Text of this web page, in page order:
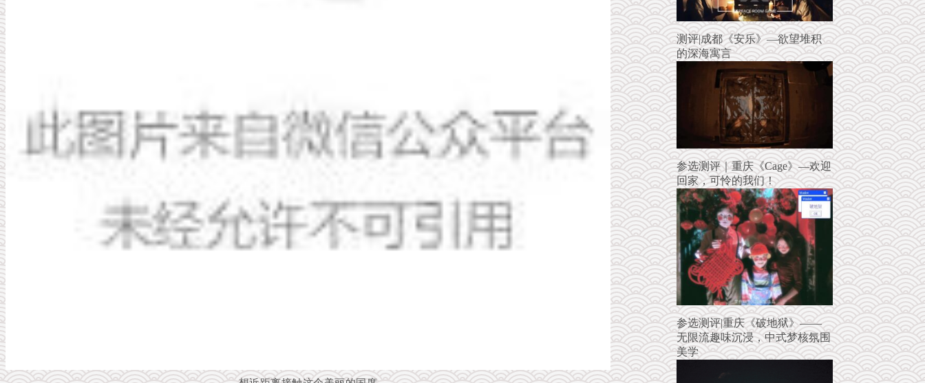
测评|成都《安乐》—欲望堆积
的深海寓言
参选测评｜重庆《Cage》—欢迎
回家，可怜的我们！
参选测评|重庆《破地狱》——
无限流趣味沉浸，中式梦核氛围
美学